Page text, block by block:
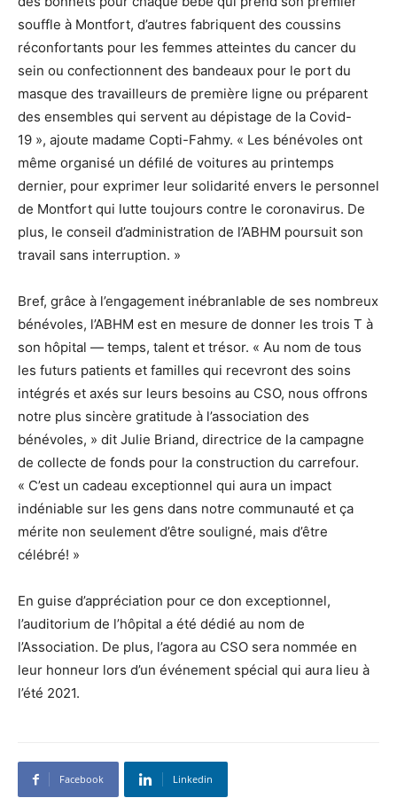
souffle à Montfort, d’autres fabriquent des coussins
réconfortants pour les femmes atteintes du cancer du
sein ou confectionnent des bandeaux pour le port du
masque des travailleurs de première ligne ou préparent
des ensembles qui servent au dépistage de la Covid-
19 », ajoute madame Copti-Fahmy. « Les bénévoles ont
même organisé un défilé de voitures au printemps
dernier, pour exprimer leur solidarité envers le personnel
de Montfort qui lutte toujours contre le coronavirus. De
plus, le conseil d’administration de l’ABHM poursuit son
travail sans interruption. »
Bref, grâce à l’engagement inébranlable de ses nombreux
bénévoles, l’ABHM est en mesure de donner les trois T à
son hôpital — temps, talent et trésor. « Au nom de tous
les futurs patients et familles qui recevront des soins
intégrés et axés sur leurs besoins au CSO, nous offrons
notre plus sincère gratitude à l’association des
bénévoles, » dit Julie Briand, directrice de la campagne
de collecte de fonds pour la construction du carrefour.
« C’est un cadeau exceptionnel qui aura un impact
indéniable sur les gens dans notre communauté et ça
mérite non seulement d’être souligné, mais d’être
célébré! »
En guise d’appréciation pour ce don exceptionnel,
l’auditorium de l’hôpital a été dédié au nom de
l’Association. De plus, l’agora au CSO sera nommée en
leur honneur lors d’un événement spécial qui aura lieu à
l’été 2021.
Facebook Linkedin